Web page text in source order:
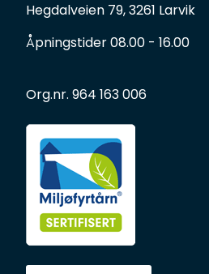
Hegdalveien 79, 3261 Larvik
Åpningstider 08.00 - 16.00
Org.nr. 964 163 006